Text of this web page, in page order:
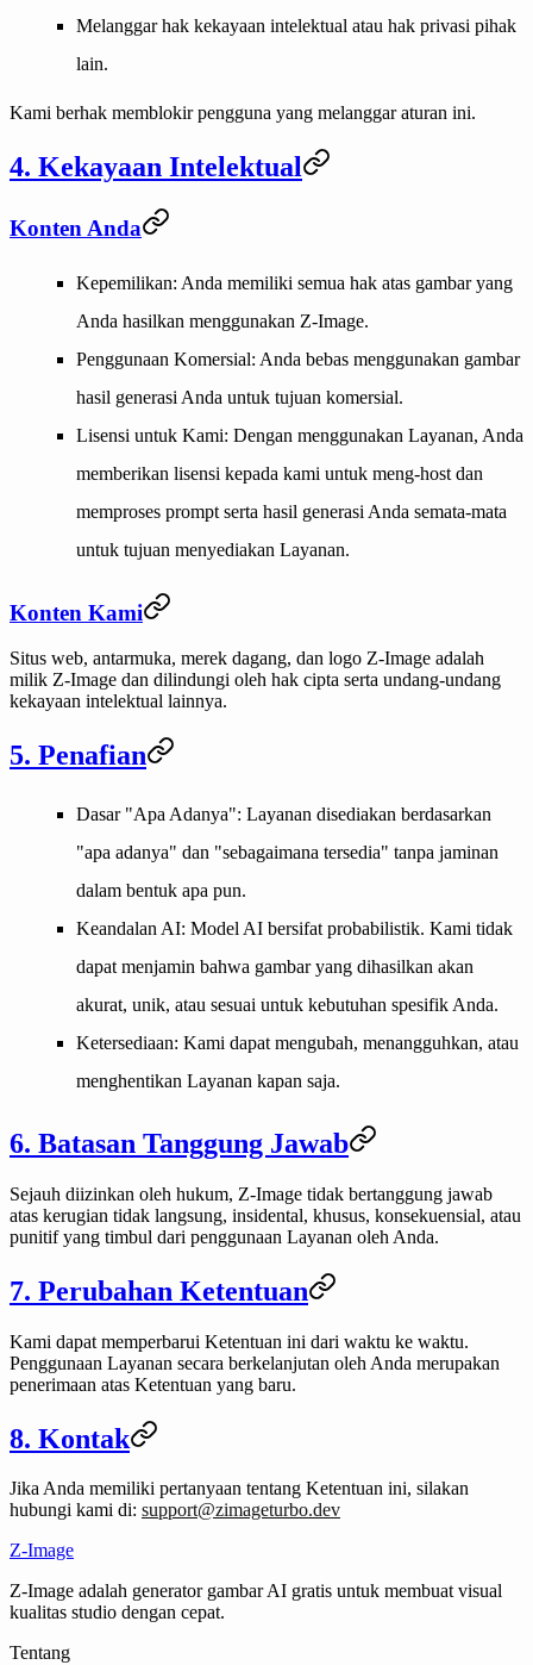
Melanggar hak kekayaan intelektual atau hak privasi pihak
lain.
Kami berhak memblokir pengguna yang melanggar aturan ini.
4. Kekayaan Intelektual
Konten Anda
Kepemilikan: Anda memiliki semua hak atas gambar yang
Anda hasilkan menggunakan Z-Image.
Penggunaan Komersial: Anda bebas menggunakan gambar
hasil generasi Anda untuk tujuan komersial.
Lisensi untuk Kami: Dengan menggunakan Layanan, Anda
memberikan lisensi kepada kami untuk meng-host dan
memproses prompt serta hasil generasi Anda semata-mata
untuk tujuan menyediakan Layanan.
Konten Kami
Situs web, antarmuka, merek dagang, dan logo Z-Image adalah
milik Z-Image dan dilindungi oleh hak cipta serta undang-undang
kekayaan intelektual lainnya.
5. Penafian
Dasar "Apa Adanya": Layanan disediakan berdasarkan
"apa adanya" dan "sebagaimana tersedia" tanpa jaminan
dalam bentuk apa pun.
Keandalan AI: Model AI bersifat probabilistik. Kami tidak
dapat menjamin bahwa gambar yang dihasilkan akan
akurat, unik, atau sesuai untuk kebutuhan spesifik Anda.
Ketersediaan: Kami dapat mengubah, menangguhkan, atau
menghentikan Layanan kapan saja.
6. Batasan Tanggung Jawab
Sejauh diizinkan oleh hukum, Z-Image tidak bertanggung jawab
atas kerugian tidak langsung, insidental, khusus, konsekuensial, atau
punitif yang timbul dari penggunaan Layanan oleh Anda.
7. Perubahan Ketentuan
Kami dapat memperbarui Ketentuan ini dari waktu ke waktu.
Penggunaan Layanan secara berkelanjutan oleh Anda merupakan
penerimaan atas Ketentuan yang baru.
8. Kontak
Jika Anda memiliki pertanyaan tentang Ketentuan ini, silakan
hubungi kami di: support@zimageturbo.dev
Z-Image
Z-Image adalah generator gambar AI gratis untuk membuat visual
kualitas studio dengan cepat.
Tentang